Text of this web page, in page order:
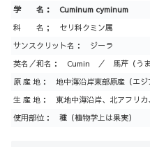
学 名： Cuminum cyminum
科 名； セリ科クミン属
サンスクリット名： ジーラ
英名／和名： Cumin ／ 馬芹（うま
原 産 地： 地中海沿岸東部原産（エジ
生 産 地： 東地中海沿岸、北アフリカ
使用部位： 種（植物学上は果実）